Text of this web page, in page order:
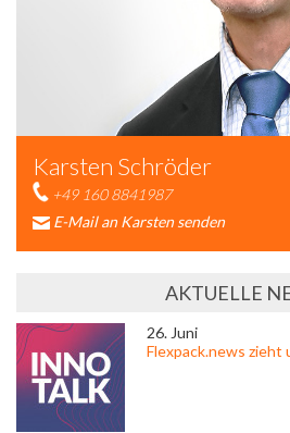
Karsten Schröder
+49 160 8841987
E-Mail an Karsten senden
AKTUELLE
26. Juni
Flexpack.news zieht